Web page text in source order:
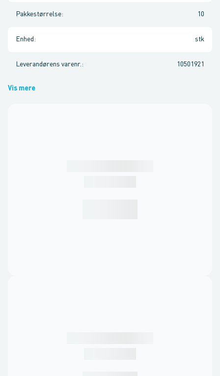
Pakkestørrelse: 10
Enhed : stk
Leverandørens varenr. : 10501921
Vis mere